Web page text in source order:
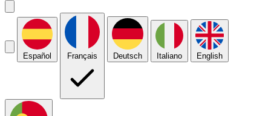
Español Français Deutsch Italiano English